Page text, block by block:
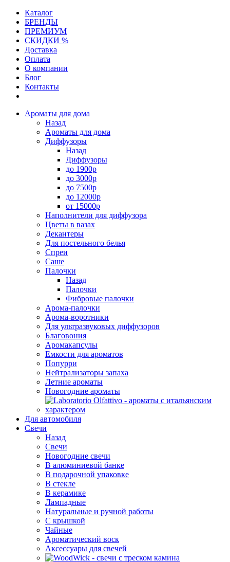
Каталог
БРЕНДЫ
ПРЕМИУМ
СКИДКИ %
Доставка
Оплата
О компании
Блог
Контакты
Ароматы для дома
Назад
Ароматы для дома
Диффузоры
Назад
Диффузоры
до 1900р
до 3000р
до 7500р
до 12000р
от 15000р
Наполнители для диффузора
Цветы в вазах
Декантеры
Для постельного белья
Спреи
Саше
Палочки
Назад
Палочки
Фибровые палочки
Арома-палочки
Арома-воротники
Для ультразвуковых диффузоров
Благовония
Аромакапсулы
Емкости для ароматов
Попурри
Нейтрализаторы запаха
Летние ароматы
Новогодние ароматы
Для автомобиля
Свечи
Назад
Свечи
Новогодние свечи
В алюминиевой банке
В подарочной упаковке
В стекле
В керамике
Лампадные
Натуральные и ручной работы
С крышкой
Чайные
Ароматический воск
Аксессуары для свечей